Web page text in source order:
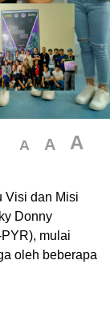
A A A
Visi dan Misi
Donny
mulai
oleh beberapa